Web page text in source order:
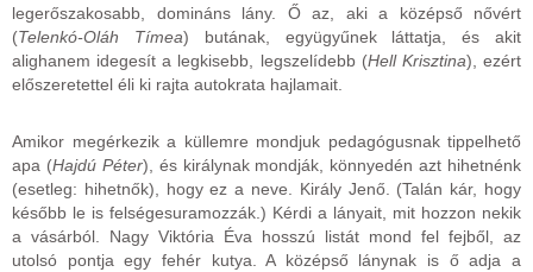
legerőszakosabb, domináns lány. Ő az, aki a középső nővért
(Telenkó-Oláh Tímea) butának, együgyűnek láttatja, és akit
alighanem idegesít a legkisebb, legszelídebb (Hell Krisztina), ezért
előszeretettel éli ki rajta autokrata hajlamait.
Amikor megérkezik a küllemre mondjuk pedagógusnak tippelhető
apa (Hajdú Péter), és királynak mondják, könnyedén azt hihetnénk
(esetleg: hihetnők), hogy ez a neve. Király Jenő. (Talán kár, hogy
később le is felségesuramozzák.) Kérdi a lányait, mit hozzon nekik
a vásárból. Nagy Viktória Éva hosszú listát mond fel fejből, az
utolsó pontja egy fehér kutya. A középső lánynak is ő adja a